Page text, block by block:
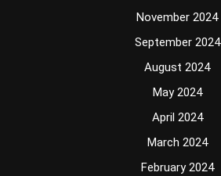
November 2024
September 2024
August 2024
May 2024
April 2024
March 2024
February 2024